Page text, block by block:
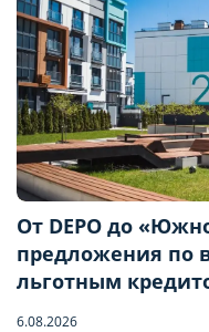
От DEPO до
предложения по
льготным
6.08.2026